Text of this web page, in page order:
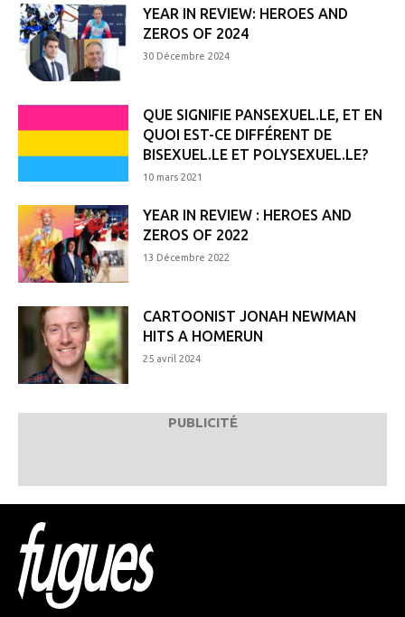
YEAR IN REVIEW: HEROES AND
ZEROS OF 2024
30 Décembre 2024
QUE SIGNIFIE PANSEXUEL.LE, ET EN
QUOI EST-CE DIFFÉRENT DE
BISEXUEL.LE ET POLYSEXUEL.LE?
10 mars 2021
YEAR IN REVIEW : HEROES AND
ZEROS OF 2022
13 Décembre 2022
CARTOONIST JONAH NEWMAN
HITS A HOMERUN
25 avril 2024
PUBLICITÉ